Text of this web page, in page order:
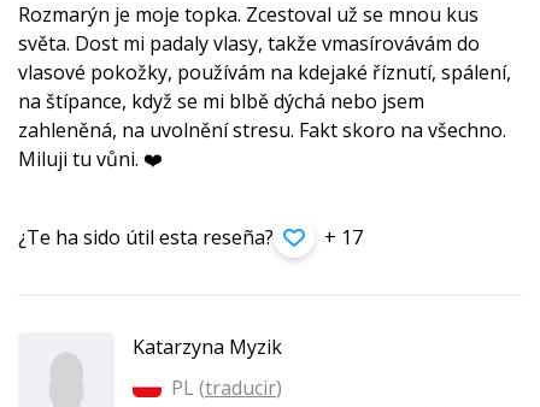
Rozmarýn je moje topka. Zcestoval už se mnou kus
světa. Dost mi padaly vlasy, takže vmasírovávám do
vlasové pokožky, používám na kdejaké říznutí, spálení,
na štípance, když se mi blbě dýchá nebo jsem
zahleněná, na uvolnění stresu. Fakt skoro na všechno.
Miluji tu vůni. ❤️
¿Te ha sido útil esta reseña? + 17
Katarzyna Myzik
PL (traducir)